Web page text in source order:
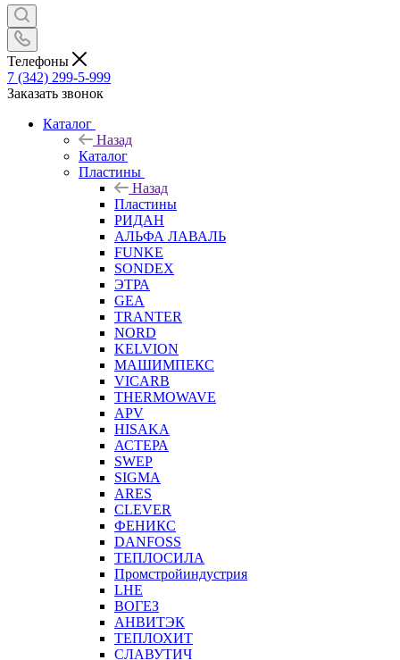
Телефоны
7 (342) 299-5-999
Заказать звонок
Каталог
Назад
Каталог
Пластины
Назад
Пластины
РИДАН
АЛЬФА ЛАВАЛЬ
FUNKE
SONDEX
ЭТРА
GEA
TRANTER
NORD
KELVION
МАШИМПЕКС
VICARB
THERMOWAVE
APV
HISAKA
АСТЕРА
SWEP
SIGMA
ARES
CLEVER
ФЕНИКС
DANFOSS
ТЕПЛОСИЛА
Промстройиндустрия
LHE
ВОГЕЗ
АНВИТЭК
ТЕПЛОХИТ
СЛАВУТИЧ